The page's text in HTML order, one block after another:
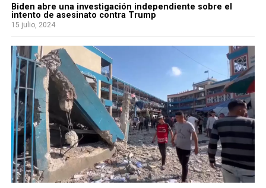
Biden abre una investigación independiente sobre el
intento de asesinato contra Trump
15 julio, 2024